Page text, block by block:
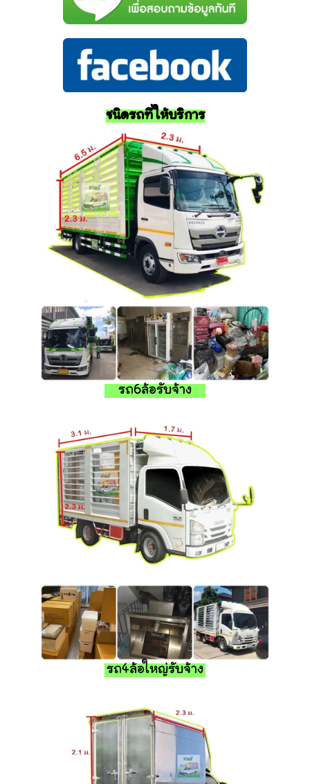
ชนิดรถที่ให้บริการ
รถ6ล้อรับจ้าง
รถ4ล้อใหญ่รับจ้าง